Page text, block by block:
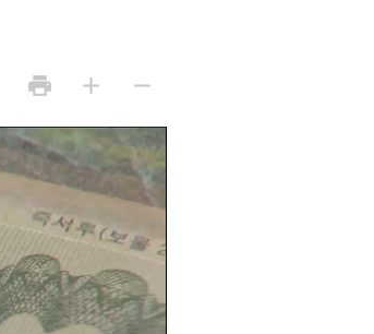
2026년 08월 06일(목)
2026년 08월 06일(목)
사
print add
게
remove
게